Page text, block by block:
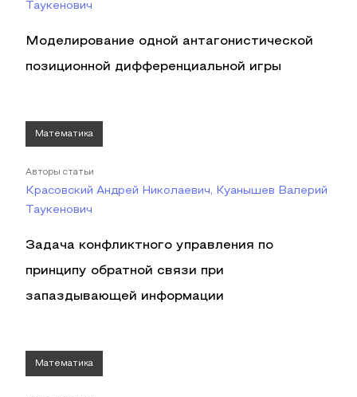
Таукенович
Моделирование одной антагонистической
позиционной дифференциальной игры
Математика
Авторы статьи
Красовский Андрей Николаевич, Куанышев Валерий
Таукенович
Задача конфликтного управления по
принципу обратной связи при
запаздывающей информации
Математика